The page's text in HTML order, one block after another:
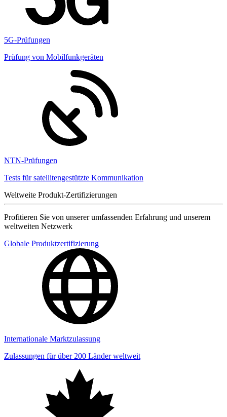
5G-Prüfungen
Prüfung von Mobilfunkgeräten
NTN-Prüfungen
Tests für satellitengestützte Kommunikation
Weltweite Produkt-Zertifizierungen
Profitieren Sie von unserer umfassenden Erfahrung und unserem
weltweiten Netzwerk
Globale Produktzertifizierung
Internationale Marktzulassung
Zulassungen für über 200 Länder weltweit